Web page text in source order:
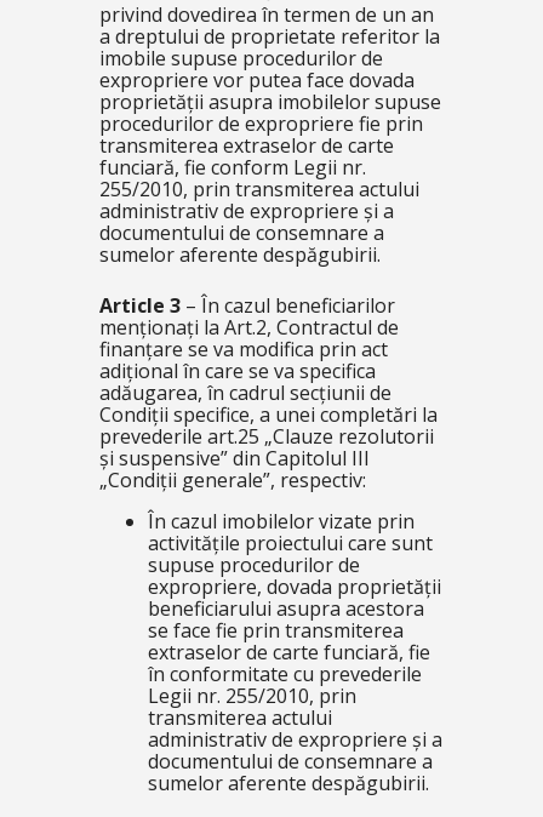
privind dovedirea în termen de un an
a dreptului de proprietate referitor la
imobile supuse procedurilor de
expropriere vor putea face dovada
proprietății asupra imobilelor supuse
procedurilor de expropriere fie prin
transmiterea extraselor de carte
funciară, fie conform Legii nr.
255/2010, prin transmiterea actului
administrativ de expropriere și a
documentului de consemnare a
sumelor aferente despăgubirii.
Article 3– În cazul beneficiarilor
menționați la Art.2, Contractul de
finanțare se va modifica prin act
adițional în care se va specifica
adăugarea, în cadrul secțiunii de
Condiții specifice, a unei completări la
prevederile art.25 „Clauze rezolutorii
și suspensive” din Capitolul III
„Condiții generale”, respectiv:
În cazul imobilelor vizate prin
activitățile proiectului care sunt
supuse procedurilor de
expropriere, dovada proprietății
beneficiarului asupra acestora
se face fie prin transmiterea
extraselor de carte funciară, fie
în conformitate cu prevederile
Legii nr. 255/2010, prin
transmiterea actului
administrativ de expropriere și a
documentului de consemnare a
sumelor aferente despăgubirii.